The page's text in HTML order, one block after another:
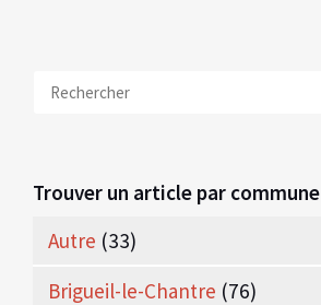
Trouver un article par commune
Autre (33)
Brigueil-le-Chantre (76)